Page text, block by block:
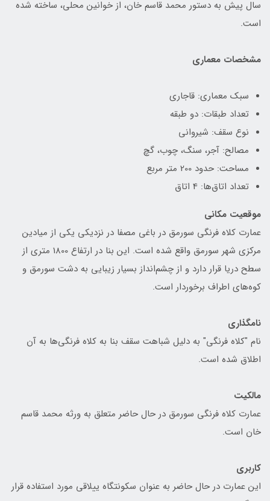
سال پیش به دستور محمد قاسم خان، از خوانین محلی، ساخته شده
است.
مشخصات معماری
سبک معماری: قاجاری
تعداد طبقات: دو طبقه
نوع سقف: شیروانی
مصالح: آجر، سنگ، چوب، گچ
مساحت: حدود 200 متر مربع
تعداد اتاق‌ها: 4 اتاق
موقعیت مکانی
عمارت کلاه فرنگی سورمق در باغی مصفا در نزدیکی یکی از میادین
مرکزی شهر سورمق واقع شده است. این بنا در ارتفاع 1800 متری از
سطح دریا قرار دارد و از چشم‌انداز بسیار زیبایی به دشت سورمق و
کوه‌های اطراف برخوردار است.
نامگذاری
نام "کلاه فرنگی" به دلیل شباهت سقف بنا به کلاه فرنگی‌ها به آن
اطلاق شده است.
مالکیت
عمارت کلاه فرنگی سورمق در حال حاضر متعلق به ورثه محمد قاسم
خان است.
کاربری
این عمارت در حال حاضر به عنوان سکونتگاه ییلاقی مورد استفاده قرار